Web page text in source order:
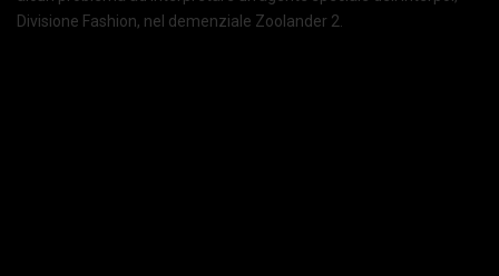
Divisione Fashion, nel demenziale Zoolander 2.